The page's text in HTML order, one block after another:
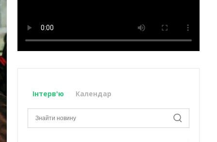
Інтерв'ю Календар